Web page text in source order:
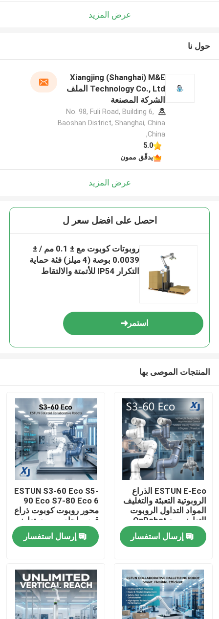
المنتجات
فيديوهات
عرض المزيد
حول نا
Xiangjing (Shanghai) M&E
Technology Co., Ltd الملف
الشركة المصنعة
No. 98, Fuli Road, Building 6,
Baoshan District, Shanghai, China
,China
5.0
يدقّق ممون
عرض المزيد
احصل على افضل سعر ل
روبوتات كوبوت مع ± 0.1 مم / ±
0.0039 بوصة (4 ميلز) فئة حماية
التكرار IP54 للأتمتة والالتقاط
استمر
المنتجات الموصى بها
ESTUN E-Eco الذراع
الروبوتية التعبئة والتغليف
المواد التداول الروبوت
التعاوني مع OnRobot
المقبض
إرسال استفسار
ESTUN S3-60 Eco S5-
90 Eco S7-80 Eco 6
محور روبوت كوبوت ذراع
قوس لحام روبوت تعاوني
CNGBS محرك تحديد
المواقع لحامإرسال استفسار